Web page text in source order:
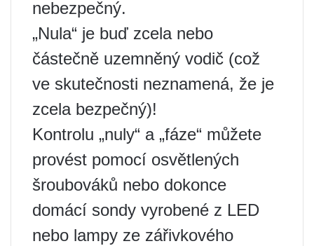
nebezpečný.
„Nula“ je buď zcela nebo
částečně uzemněný vodič (což
ve skutečnosti neznamená, že je
zcela bezpečný)!
Kontrolu „nuly“ a „fáze“ můžete
provést pomocí osvětlených
šroubováků nebo dokonce
domácí sondy vyrobené z LED
nebo lampy ze zářivkového